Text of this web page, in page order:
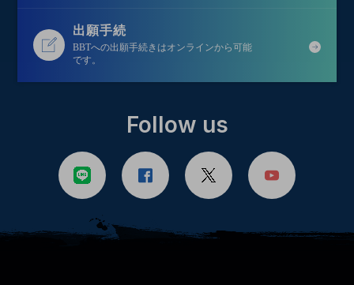
出願手続
BBTへの出願手続きはオンラインから可能
です。
Follow us